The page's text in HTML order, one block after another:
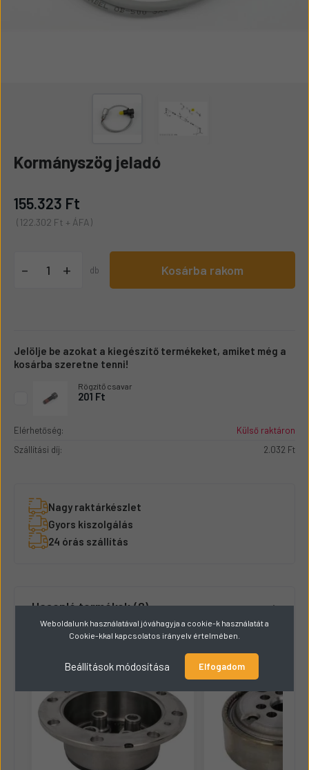
Kormányszög jeladó
155.323 Ft
(122.302 Ft + ÁFA)
- + db Kosárba rakom
Jelölje be azokat a kiegészítő termékeket, amiket még a
kosárba szeretne tenni!
Rögzítő csavar
201 Ft
Elérhetőség:
Külső raktáron
Szállítási díj:
2.032 Ft
Nagy raktárkészlet
Gyors kiszolgálás
24 órás szállítás
Hasonló termékek 8
Weboldalunk használatával jóváhagyja a cookie-k használatát a
Cookie-kkal kapcsolatos irányelv értelmében.
Beállítások módosítása Elfogadom